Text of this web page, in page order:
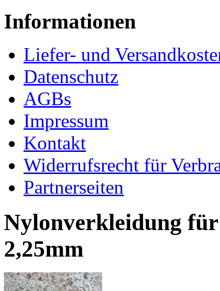
Informationen
Liefer- und
Datenschutz
AGBs
Impressum
Kontakt
Widerrufsrecht für
Partnerseiten
Nylonverkleidung
2,25mm